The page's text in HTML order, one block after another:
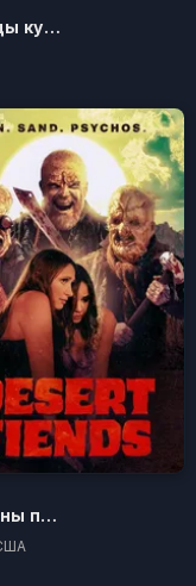
Убийцы кунг-фу
Демоны пустыни